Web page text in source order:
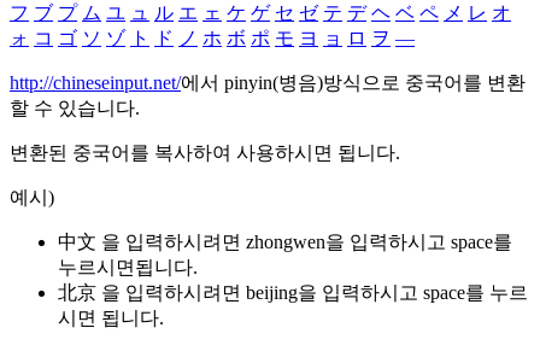
フ ブ プ ム ユ ュ ル エ ェ ケ ゲ セ ゼ テ デ ヘ ベ ペ メ レ オ
ォ コ ゴ ソ ゾ ト ド ノ ホ ボ ポ モ ヨ ョ ロ ヲ ―
http://chineseinput.net/에서 pinyin(병음)방식으로 중국어를 변환
할 수 있습니다.
변환된 중국어를 복사하여 사용하시면 됩니다.
예시)
中文 을 입력하시려면 zhongwen을 입력하시고 space를
누르시면됩니다.
北京 을 입력하시려면 beijing을 입력하시고 space를 누르
시면 됩니다.